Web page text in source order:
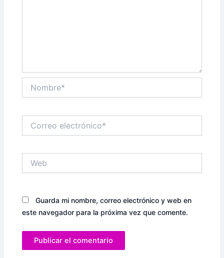
electrónico*
Guarda mi nombre, correo electrónico y web en
este navegador para la próxima vez que comente.